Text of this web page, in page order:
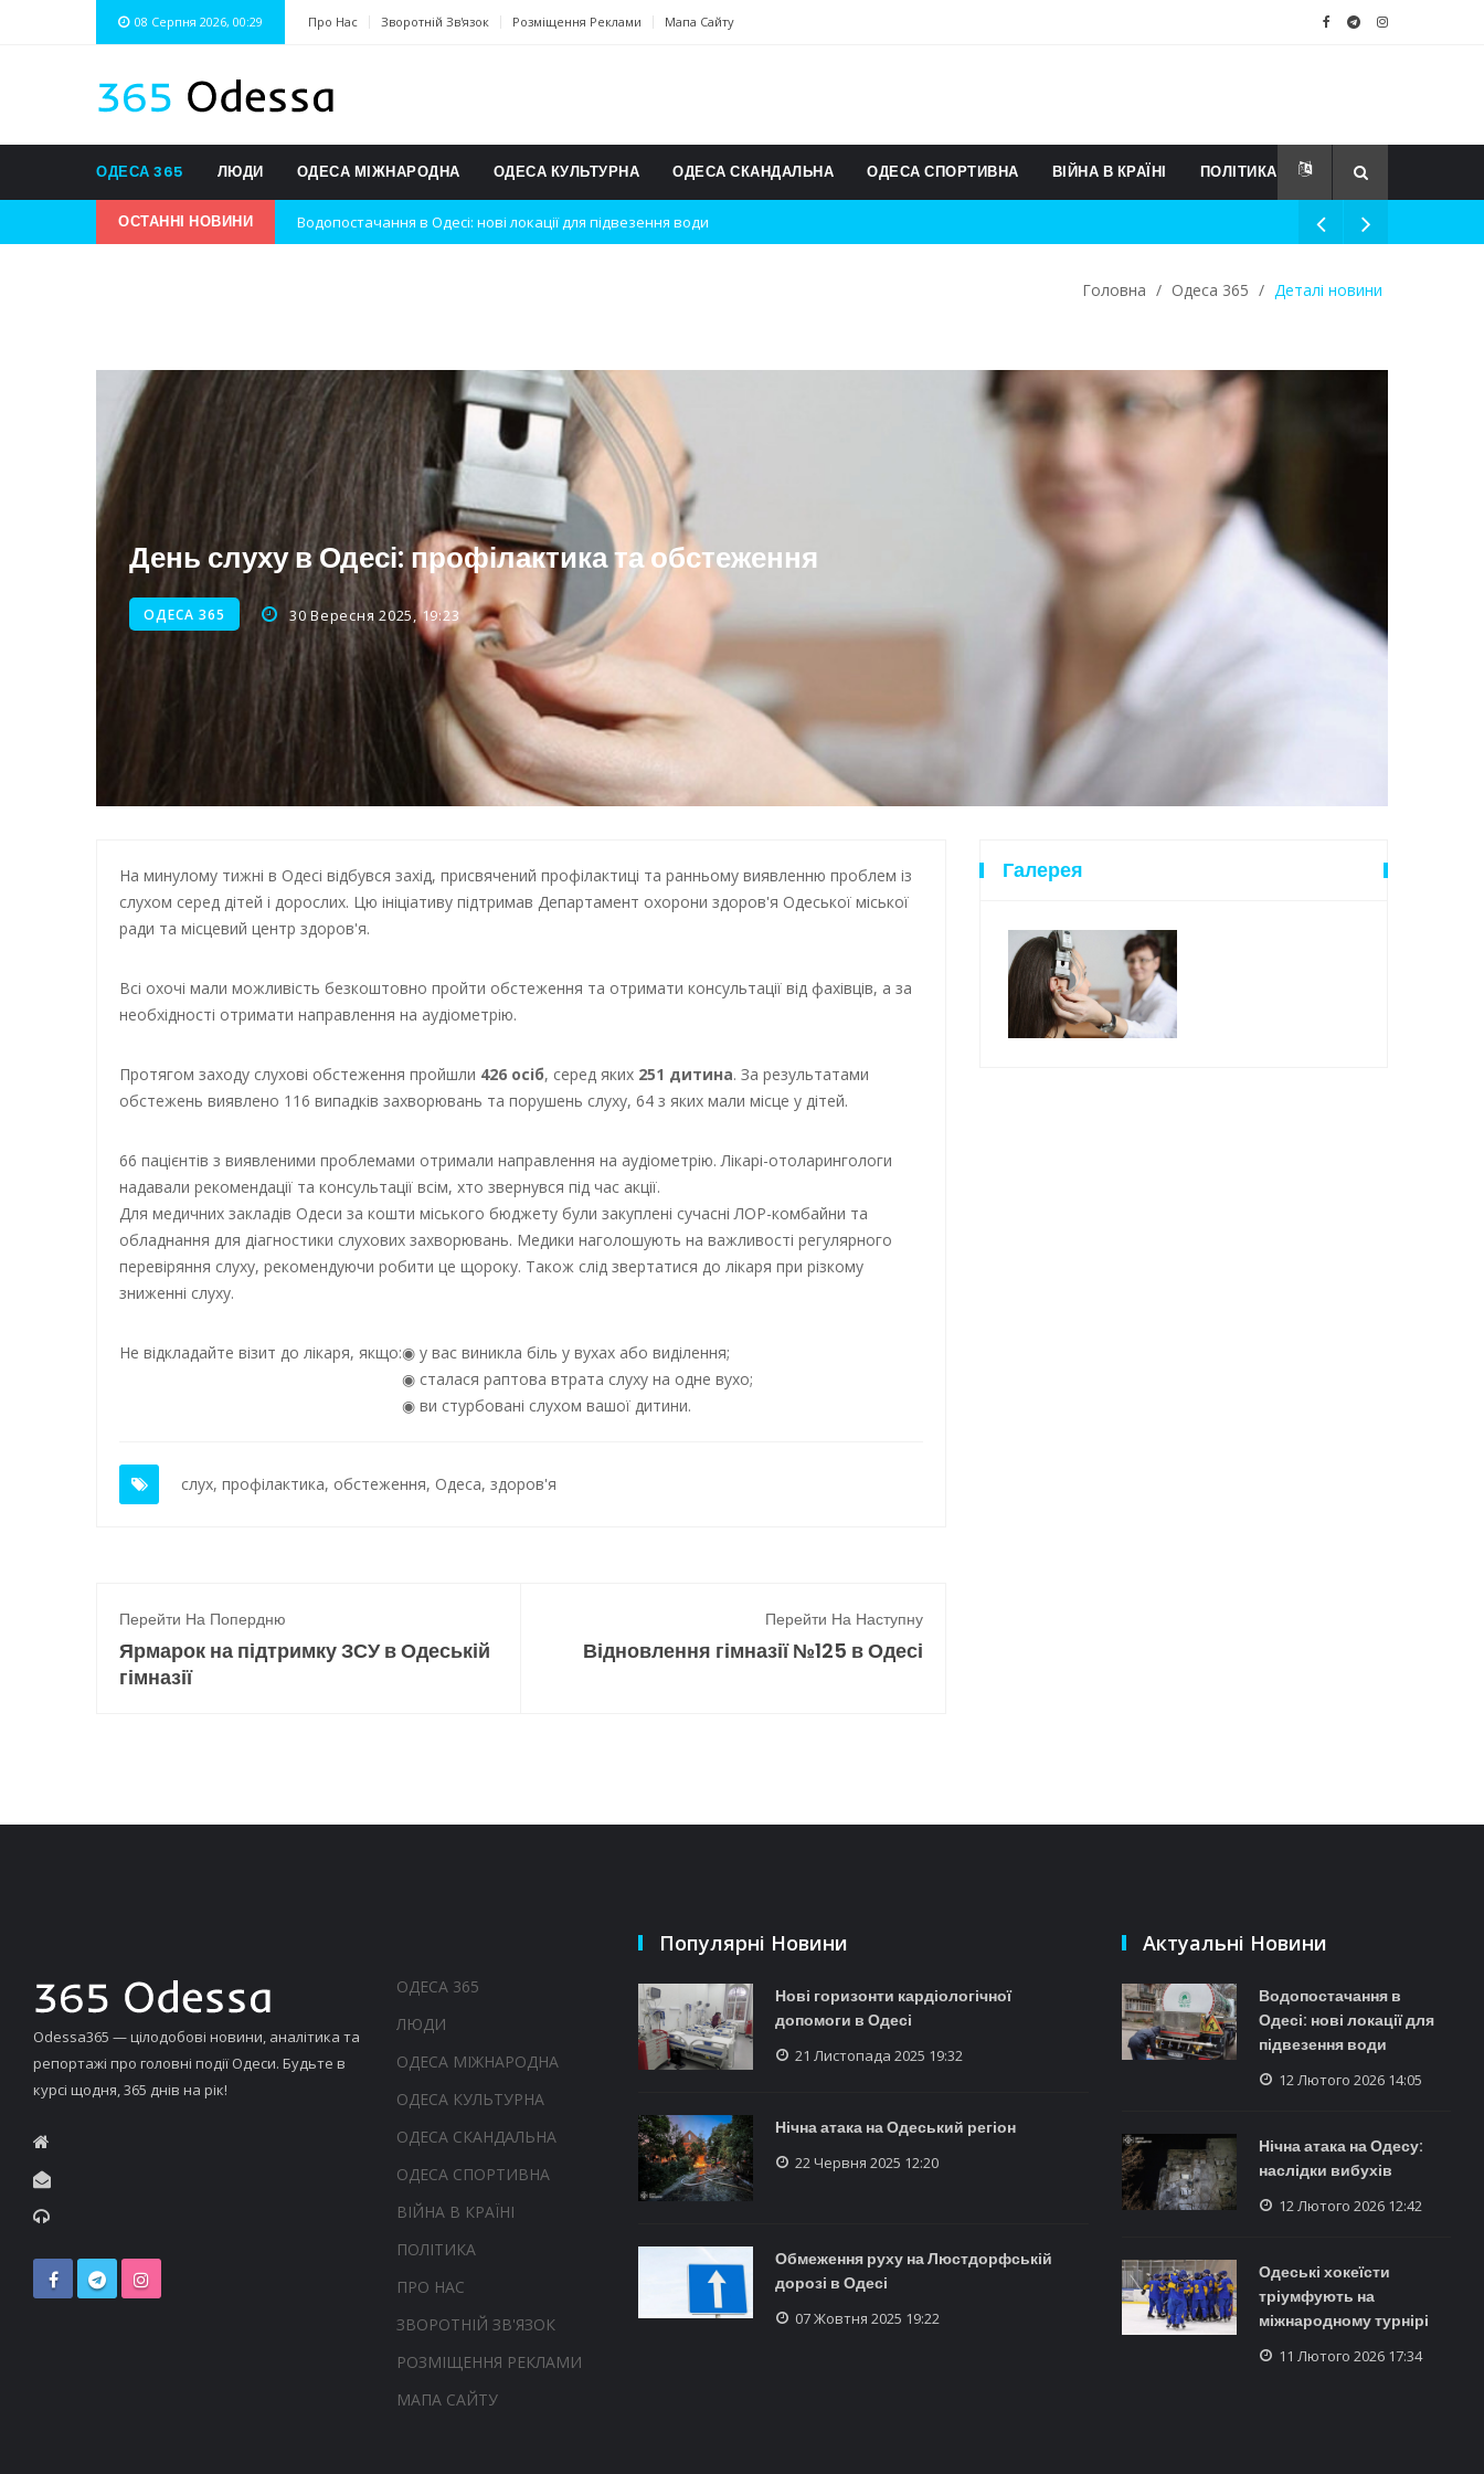
08 Серпня 2026, 00:29 Про Нас Зворотній Зв'язок Розміщення Реклами Мапа Сайту
ОДЕСА 365 ЛЮДИ ОДЕСА МІЖНАРОДНА ОДЕСА КУЛЬТУРНА ОДЕСА СКАНДАЛЬНА ОДЕСА СПОРТИВНА ВІЙНА В КРАЇНІ ПОЛІТИКА
ОСТАННІ НОВИНИ
Водопостачання в Одесі: нові локації для підвезення води
Нічна атака на Одесу: наслідки вибухів
Успіхи одеситів на європейському чемпіонаті з карате
Новини з Зимової школи інсульту в Швейцарії
Інтеграція ветеранів в українське суспільство
Нічна атака на Одесу: наслідки обстрілу
Енергетична підтримка для Одеси
Головна / Одеса 365 / Деталі новини
День слуху в Одесі: профілактика та обстеження
ОДЕСА 365 30 Вересня 2025, 19:23
На минулому тижні в Одесі відбувся захід, присвячений профілактиці та ранньому виявленню проблем із
слухом серед дітей і дорослих. Цю ініціативу підтримав Департамент охорони здоров'я Одеської міської
ради та місцевий центр здоров'я.
Всі охочі мали можливість безкоштовно пройти обстеження та отримати консультації від фахівців, а за
необхідності отримати направлення на аудіометрію.
Протягом заходу слухові обстеження пройшли 426 осіб, серед яких 251 дитина. За результатами
обстежень виявлено 116 випадків захворювань та порушень слуху, 64 з яких мали місце у дітей.
66 пацієнтів з виявленими проблемами отримали направлення на аудіометрію. Лікарі-отоларингологи
надавали рекомендації та консультації всім, хто звернувся під час акції.
Для медичних закладів Одеси за кошти міського бюджету були закуплені сучасні ЛОР-комбайни та
обладнання для діагностики слухових захворювань. Медики наголошують на важливості регулярного
перевіряння слуху, рекомендуючи робити це щороку. Також слід звертатися до лікаря при різкому
зниженні слуху.
Не відкладайте візит до лікаря, якщо:
у вас виникла біль у вухах або виділення;
сталася раптова втрата слуху на одне вухо;
ви стурбовані слухом вашої дитини.
слух, профілактика, обстеження, Одеса, здоров'я
Перейти На Попердню
Ярмарок на підтримку ЗСУ в Одеській
гімназії
Перейти На Наступну
Відновлення гімназії №125 в Одесі
Галерея
Odessa365 — цілодобові новини, аналітика та
репортажі про головні події Одеси. Будьте в
курсі щодня, 365 днів на рік!
ОДЕСА 365
ЛЮДИ
ОДЕСА МІЖНАРОДНА
ОДЕСА КУЛЬТУРНА
ОДЕСА СКАНДАЛЬНА
ОДЕСА СПОРТИВНА
ВІЙНА В КРАЇНІ
ПОЛІТИКА
ПРО НАС
ЗВОРОТНІЙ ЗВ'ЯЗОК
РОЗМІЩЕННЯ РЕКЛАМИ
МАПА САЙТУ
Популярні Новини
Нові горизонти кардіологічної
допомоги в Одесі
21 Листопада 2025 19:32
Нічна атака на Одеський регіон
22 Червня 2025 12:20
Обмеження руху на Люстдорфській
дорозі в Одесі
07 Жовтня 2025 19:22
Актуальні Новини
Водопостачання в
Одесі: нові локації для
підвезення води
12 Лютого 2026 14:05
Нічна атака на Одесу:
наслідки вибухів
12 Лютого 2026 12:42
Одеські хокеїсти
тріумфують на
міжнародному турнірі
11 Лютого 2026 17:34